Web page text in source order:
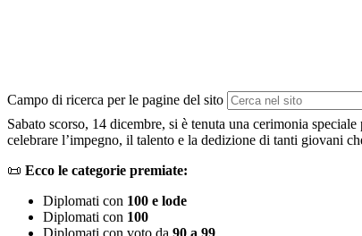
Campo di ricerca per le pagine del sito
Sabato scorso, 14 dicembre, si è tenuta una cerimonia
celebrare l’impegno, il talento e la dedizione di tanti giovani
📜 Ecco le categorie premiate:
Diplomati con 100 e lode
Diplomati con 100